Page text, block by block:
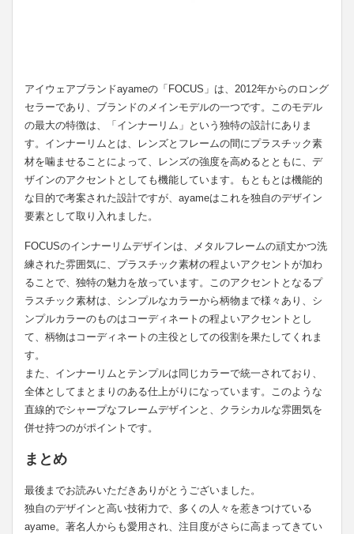
アイウェアブランドayameの「FOCUS」は、2012年からのロング
セラーであり、ブランドのメインモデルの一つです。このモデル
の最大の特徴は、「インナーリム」という独特の設計にありま
す。インナーリムとは、レンズとフレームの間にプラスチック素
材を噛ませることによって、レンズの強度を高めるとともに、デ
ザインのアクセントとしても機能しています。もともとは機能的
な目的で考案された設計ですが、ayameはこれを独自のデザイン
要素として取り入れました。
FOCUSのインナーリムデザインは、メタルフレームの頑丈かつ洗
練された雰囲気に、プラスチック素材の程よいアクセントが加わ
ることで、独特の魅力を放っています。このアクセントとなるプ
ラスチック素材は、シンプルなカラーから柄物まで様々あり、シ
ンプルカラーのものはコーディネートの程よいアクセントとし
て、柄物はコーディネートの主役としての役割を果たしてくれま
す。
また、インナーリムとテンプルは同じカラーで統一されており、
全体としてまとまりのある仕上がりになっています。このような
直線的でシャープなフレームデザインと、クラシカルな雰囲気を
併せ持つのがポイントです。
まとめ
最後までお読みいただきありがとうございました。
独自のデザインと高い技術力で、多くの人々を惹きつけている
ayame。著名人からも愛用され、注目度がさらに高まってきてい